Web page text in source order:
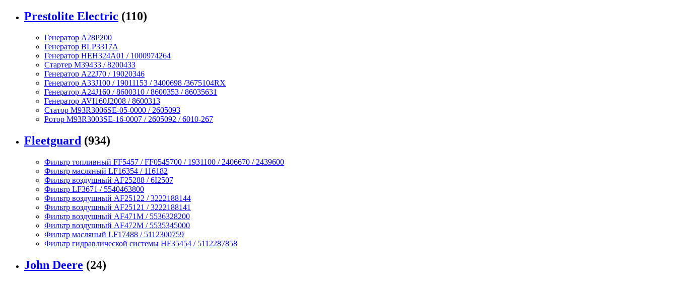
Prestolite Electric (110)
Генератор A28P200
Генератор BLP3317A
Генератор HEH324A01 / 1000974264
Стартер M39433 / 8200433
Генератор A22J70 / 19020346
Генератор A33J100 / 19011153 / 3400698 /3675104RX
Генератор A24J160 / 8600310 / 8600353 / 86035631
Генератор AVI160J2008 / 8600313
Статор M93R3006SE-05-0000 / 2605093
Ротор M93R3003SE-16-0007 / 2605092 / 6010-267
Fleetguard (934)
Фильтр топливный FF5457 / FF0545700 / 1931100 / 2406670 / 2439600
Фильтр масляный LF16354 / 116182
Фильтр воздушный AF25288 / 6I2507
Фильтр LF3671 / 5540463800
Фильтр воздушный AF25122 / 3222188144
Фильтр воздушный AF25121 / 3222188141
Фильтр воздушный AF471M / 5536328200
Фильтр воздушный AF472M / 5535345000
Фильтр масляный LF17488 / 5112300759
Фильтр гидравлической системы HF35454 / 5112287858
John Deere (24)